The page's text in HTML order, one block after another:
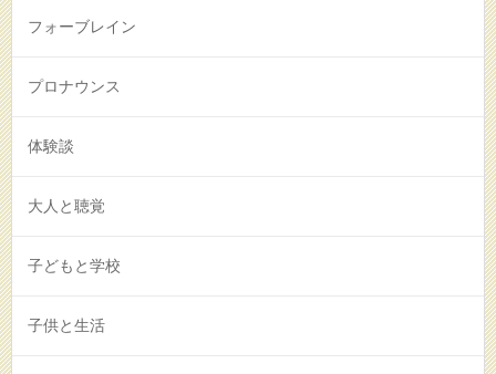
フォーブレイン
プロナウンス
体験談
大人と聴覚
子どもと学校
子供と生活